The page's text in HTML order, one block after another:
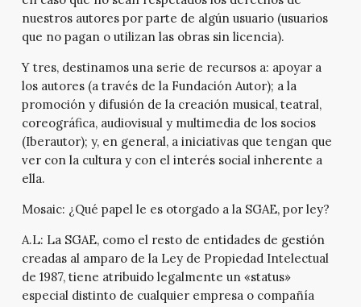
nuestros autores por parte de algún usuario (usuarios
que no pagan o utilizan las obras sin licencia).
Y tres, destinamos una serie de recursos a: apoyar a
los autores (a través de la Fundación Autor); a la
promoción y difusión de la creación musical, teatral,
coreográfica, audiovisual y multimedia de los socios
(Iberautor); y, en general, a iniciativas que tengan que
ver con la cultura y con el interés social inherente a
ella.
Mosaic: ¿Qué papel le es otorgado a la SGAE, por ley?
A.L: La SGAE, como el resto de entidades de gestión
creadas al amparo de la Ley de Propiedad Intelectual
de 1987, tiene atribuido legalmente un «status»
especial distinto de cualquier empresa o compañía